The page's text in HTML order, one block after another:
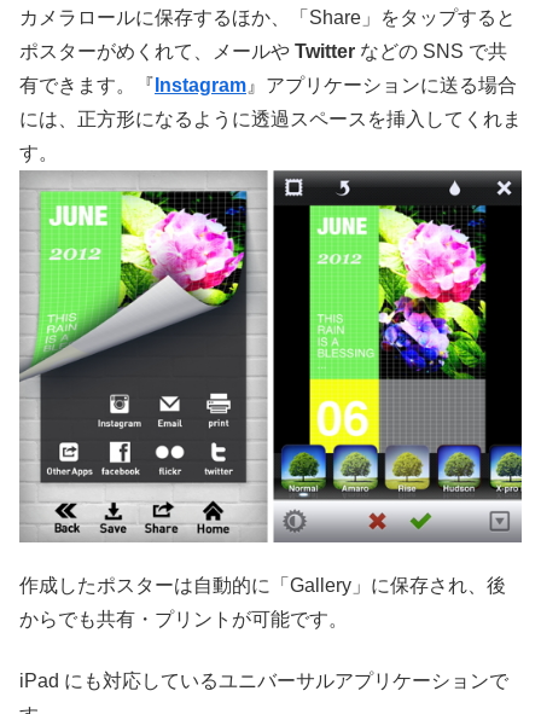
カメラロールに保存するほか、「Share」をタップすると
ポスターがめくれて、メールや Twitter などの SNS で共
有できます。『 Instagram 』アプリケーションに送る場合
には、正方形になるように透過スペースを挿入してくれま
す。
作成したポスターは自動的に「Gallery」に保存され、後
からでも共有・プリントが可能です。
iPad にも対応しているユニバーサルアプリケーションで